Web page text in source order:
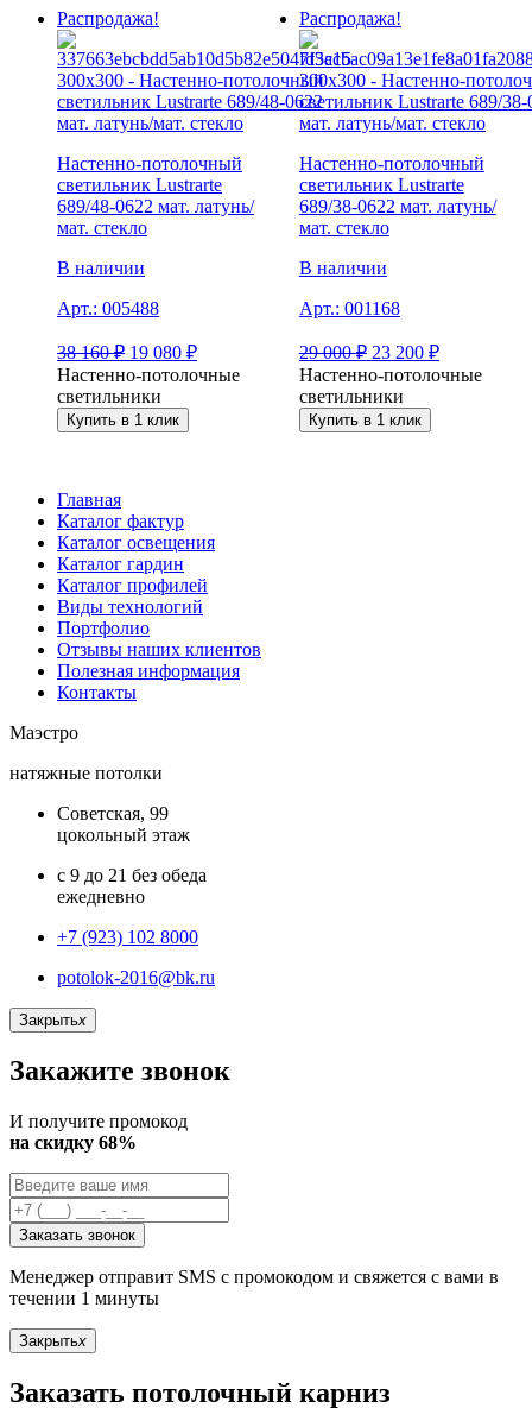
Распродажа!
Настенно-потолочный
светильник Lustrarte
689/48-0622 мат. латунь/
мат. стекло
В наличии
Арт.: 005488
38 160₽ 19 080 ₽
Настенно-потолочные
светильники
Купить в 1 клик
Распродажа!
Настенно-потолочный
светильник Lustrarte
689/38-0622 мат. латунь/
мат. стекло
В наличии
Арт.: 001168
29 000₽ 23 200 ₽
Настенно-потолочные
светильники
Купить в 1 клик
Главная
Каталог фактур
Каталог освещения
Каталог гардин
Каталог профилей
Виды технологий
Портфолио
Отзывы наших клиентов
Полезная информация
Контакты
Маэстро
натяжные потолки
Советская, 99
цокольный этаж
с 9 до 21 без обеда
ежедневно
+7 (923) 102 8000
potolok-2016@bk.ru
Закрытьx
Закажите звонок
И получите промокод
на скидку 68%
Заказать звонок
Менеджер отправит SMS с промокодом и свяжется с вами в
течении 1 минуты
Закрытьx
Заказать потолочный карниз